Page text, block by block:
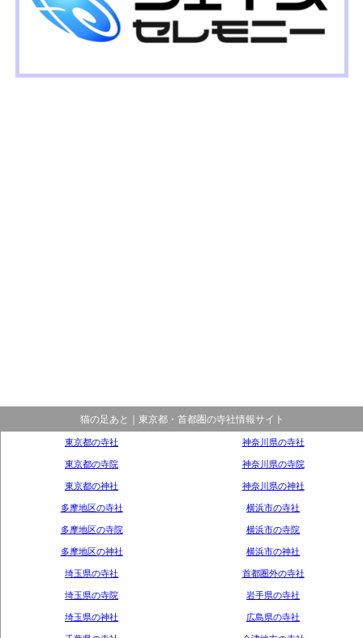
猫の足あと｜東京都・首都圏の寺社情報サイト
東京都の寺社
東京都の寺院
東京都の神社
多摩地区の寺社
多摩地区の寺院
多摩地区の神社
神奈川県の寺社
神奈川県の寺院
神奈川県の神社
横浜市の寺社
横浜市の寺院
横浜市の神社
埼玉県の寺社
埼玉県の寺院
埼玉県の神社
首都圏外の寺社
岩手県の寺社
広島県の寺社